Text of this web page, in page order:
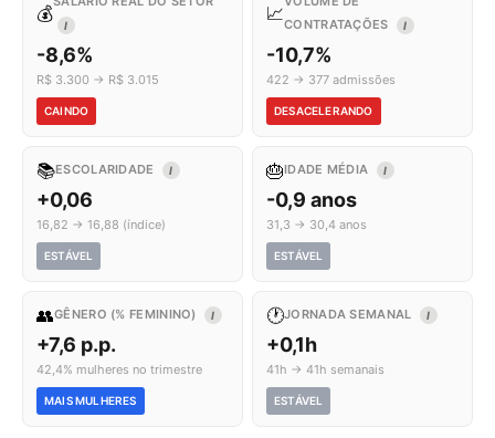
💰
I
-8,6%
R$ 3.300 → R$ 3.015
CAINDO
📈CONTRATAÇÕES
I
-10,7%
422 → 377 admissões
DESACELERANDO
📚ESCOLARIDADE I
+0,06
16,82 → 16,88 (índice)
ESTÁVEL
🎂IDADE MÉDIA I
-0,9 anos
31,3 → 30,4 anos
ESTÁVEL
👥GÊNERO (% FEMININO) I
+7,6 p.p.
42,4% mulheres no trimestre
MAIS MULHERES
🕐JORNADA SEMANAL I
+0,1h
41h → 41h semanais
ESTÁVEL